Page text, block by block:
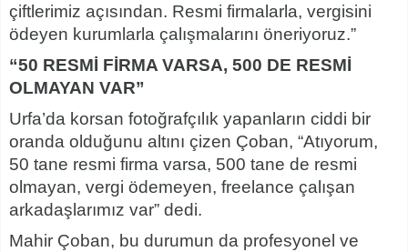
çiftlerimiz açısından. Resmi firmalarla, vergisini
ödeyen kurumlarla çalışmalarını öneriyoruz.”
“50 RESMİ FİRMA VARSA, 500 DE RESMİ
OLMAYAN VAR”
Urfa’da korsan fotoğrafçılık yapanların ciddi bir
oranda olduğunu altını çizen Çoban, “Atıyorum,
50 tane resmi firma varsa, 500 tane de resmi
olmayan, vergi ödemeyen, freelance çalışan
arkadaşlarımız var” dedi.
Mahir Çoban, bu durumun da profesyonel ve